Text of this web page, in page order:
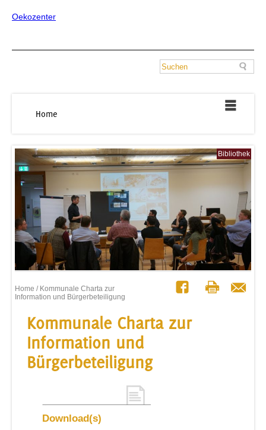
Oekozenter
Home
Bibliothek
Home / Kommunale Charta zur
Information und Bürgerbeteiligung
Kommunale Charta zur
Information und
Bürgerbeteiligung
Download(s)